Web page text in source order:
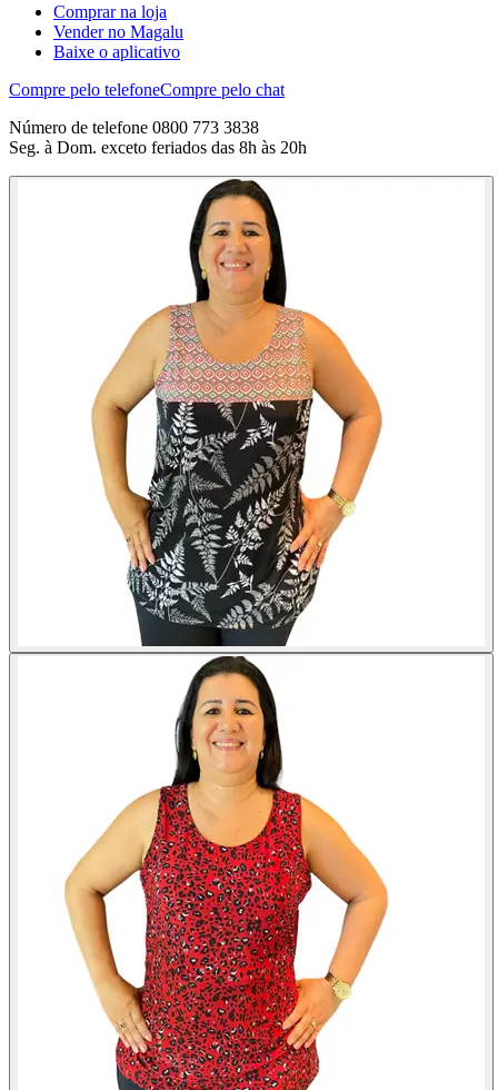
Comprar na loja
Vender no Magalu
Baixe o aplicativo
Compre pelo telefoneCompre pelo chat
Número de telefone 0800 773 3838
Seg. à Dom. exceto feriados das 8h às 20h